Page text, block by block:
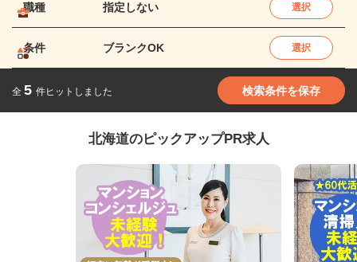
職種 指定しない 選択
条件 ブランクOK 選択
全 5 件ヒットしました 検索条件を保存
北海道のピックアップPR求人